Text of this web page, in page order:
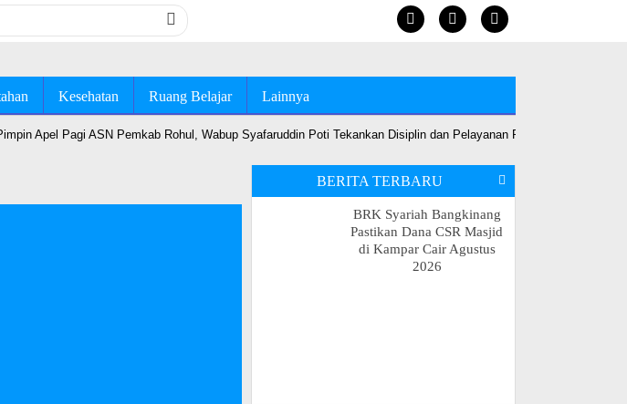
Kesehatan Ruang Belajar Lainnya
Apel Pagi ASN Pemkab Rohul, Wabup Syafaruddin Poti Tekankan Disiplin dan Pelayanan Prima
BERITA TERBARU
BRK Syariah Bangkinang
Pastikan Dana CSR Masjid
di Kampar Cair Agustus
2026